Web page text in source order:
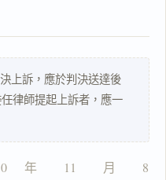
上訴，應於判決送達後
律師提起上訴者，應一
　年　　11　　月　　8
事